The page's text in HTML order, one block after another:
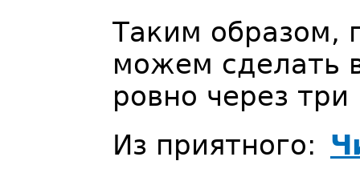
Таким образом,
можем сделать
ровно через
Из приятного: